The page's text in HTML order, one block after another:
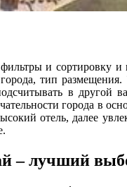
и сортировку
тип
в другой
города в
отель, далее
– лучший